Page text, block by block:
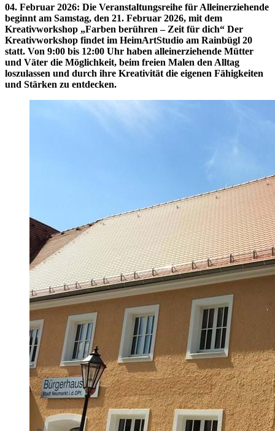
04. Februar 2026: Die Veranstaltungsreihe für Alleinerziehende
beginnt am Samstag, den 21. Februar 2026, mit dem
Kreativworkshop „Farben berühren – Zeit für dich“ Der
Kreativworkshop findet im HeimArtStudio am Rainbügl 20
statt. Von 9:00 bis 12:00 Uhr haben alleinerziehende Mütter
und Väter die Möglichkeit, beim freien Malen den Alltag
loszulassen und durch ihre Kreativität die eigenen Fähigkeiten
und Stärken zu entdecken.